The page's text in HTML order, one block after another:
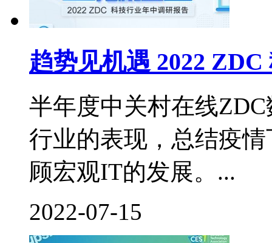
趋势见机遇 2022
半年度中关村在线
行业的表现，总结疫
顾宏观IT的发展。...
2022-07-15